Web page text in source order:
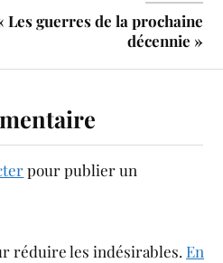
guerres de la prochaine
décennie »
pour publier un
réduire les indésirables. En